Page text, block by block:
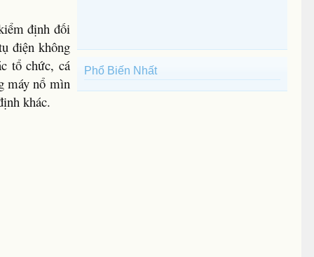
định đối
điện không
tổ chức, cá
máy nổ mìn
khác.
Phổ Biến Nhất